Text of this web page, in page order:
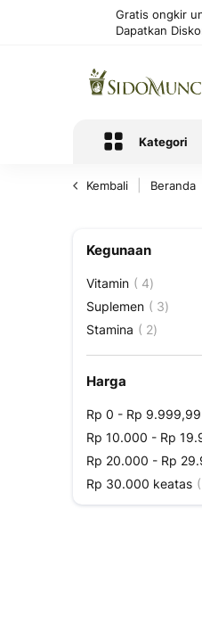
Gratis ongkir
Dapatkan
Kategori
Kembali Beranda
Kegunaan
Vitamin 4Produk
Suplemen
3Produk
Stamina
2Produk
Harga
Rp 0 - Rp 9.999,99
Rp 10.000 - Rp
Rp 20.000 - Rp
Rp 30.000 keatas